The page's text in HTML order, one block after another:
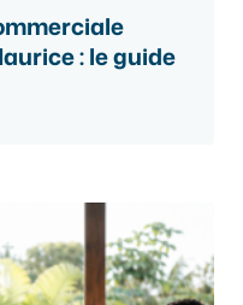
: le guide